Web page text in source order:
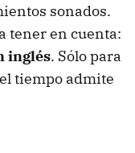
sonados.
tener en cuenta:
inglés. Sólo para
tiempo admite